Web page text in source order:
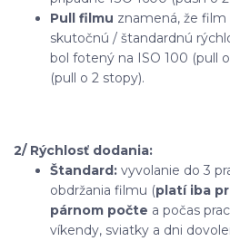
Pull filmu znamená, že
skutočnú / štandardnú
bol fotený na ISO 100 (pull
(pull o 2 stopy).
2/ Rýchlosť dodania:
Štandard: vyvolanie do 3
obdržania filmu (platí iba
párnom počte a počas
víkendy, sviatky a dni